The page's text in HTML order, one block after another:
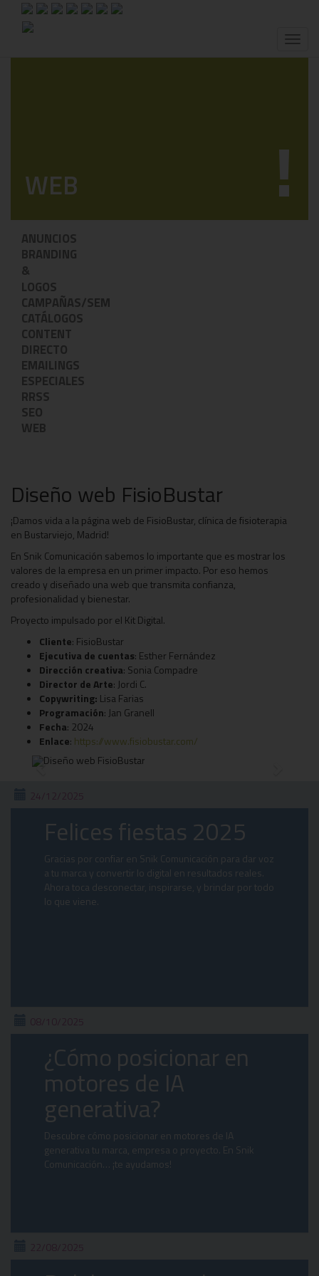
Toggle
!
WEB
ANUNCIOS
BRANDING
&
LOGOS
CAMPAÑAS/SEM
CATÁLOGOS
CONTENT
DIRECTO
EMAILINGS
ESPECIALES
RRSS
SEO
WEB
Diseño web FisioBustar
¡Damos vida a la página web de FisioBustar, clínica de fisioterapia
en Bustarviejo, Madrid!
En Snik Comunicación sabemos lo importante que es mostrar los
valores de la empresa en un primer impacto. Por eso hemos
creado y diseñado una web que transmita confianza,
profesionalidad y bienestar.
Proyecto impulsado por el Kit Digital.
Cliente: FisioBustar
Ejecutiva de cuentas: Esther Fernández
Dirección creativa: Sonia Compadre
Director de Arte: Jordi C.
Copywriting: Lisa Farias
Programación: Jan Granell
Fecha: 2024
Enlace: https://www.fisiobustar.com/
Previous
24/12/2025
Felices fiestas 2025
Gracias por confiar en Snik Comunicación para dar voz
a tu marca y convertir lo digital en resultados reales.
Ahora toca desconectar, inspirarse, y brindar por todo
lo que viene.
08/10/2025
¿Cómo posicionar en
motores de IA
generativa?
Descubre cómo posicionar en motores de IA
generativa tu marca, empresa o proyecto. En Snik
Comunicación… ¡te ayudamos!
22/08/2025